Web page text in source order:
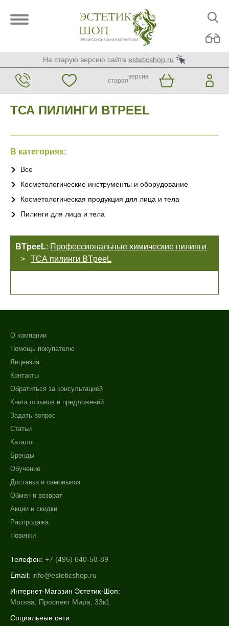
На старую версию сайта esteticshop.ru
старая
версия
ТСА ПИЛИНГИ BTPEEL
В категориях:
Все
Косметологические инструменты и оборудование
Косметологическая продукция для лица и тела
Пилинги для лица и тела
BTpeeL: Профессиональные химические пилинги
ТСА пилинги BTpeeL
О компании
Помощь покупателю
Лицензия
Контакты
Обратиться за консультацией
Книга отзывов и предложений
Задать вопрос
Статьи
Каталог
Бренды
Обучение
Доставка и самовывоз
Обмен и возврат
Акции и скидки
Распродажа
Новинки
Телефон: +7 (495) 640-58-89
Email: info@esteticshop.ru
Интернет-Магазин Эстетик-Шоп:
Москва, Проспект Мира, 33к1
Социальные сети: